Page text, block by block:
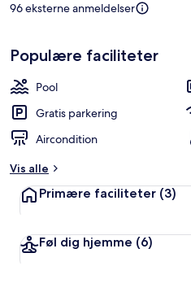
96 eksterne anmeldelser
Populære faciliteter
Pool
Gratis parkering
Aircondition
Vis alle
Primære faciliteter (3)
Føl dig hjemme (6)